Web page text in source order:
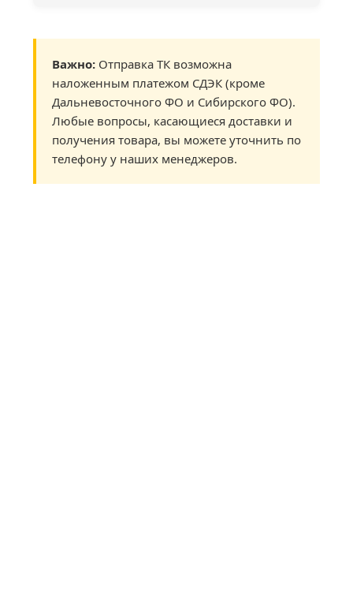
Важно: Отправка ТК возможна
наложенным платежом СДЭК (кроме
Дальневосточного ФО и Сибирского ФО).
Любые вопросы, касающиеся доставки и
получения товара, вы можете уточнить по
телефону у наших менеджеров.